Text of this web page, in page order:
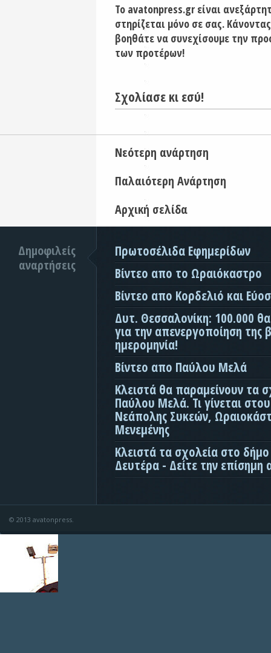
Το avatonpress.gr είναι
στηρίζεται μόνο σε σας.
βοηθάτε να συνεχίσουμε την
των προτέρων!
Σχολίασε κι εσύ!
Νεότερη ανάρτηση
Παλαιότερη Ανάρτηση
Αρχική σελίδα
Δημοφιλείς
αναρτήσεις
Πρωτοσέλιδα Εφημερίδων
Βίντεο απο το Ωραιόκαστρο
Βίντεο απο Κορδελιό και
Δυτ. Θεσσαλονίκη: 100.000
για την απενεργοποίηση της
ημερομηνία!
Βίντεο απο Παύλου Μελά
Κλειστά θα παραμείνουν τα
Παύλου Μελά. Τι γίνεται
Νεάπολης Συκεών,
Μενεμένης
Κλειστά τα σχολεία στο
Δευτέρα - Δείτε την επίσημη
© 2013 avatonpress.